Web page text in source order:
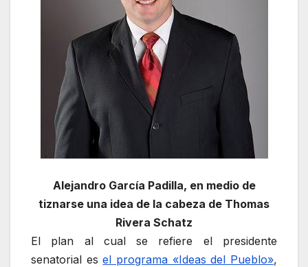
Alejandro García Padilla, en medio de
tiznarse una idea de la cabeza de Thomas
Rivera Schatz
El plan al cual se refiere el presidente
senatorial esel programa «Ideas del Pueblo»,